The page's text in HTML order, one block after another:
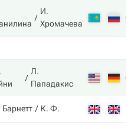
И.
Хромачева
6
Л.
Пападакис
6
Барнетт К. Ф. 2